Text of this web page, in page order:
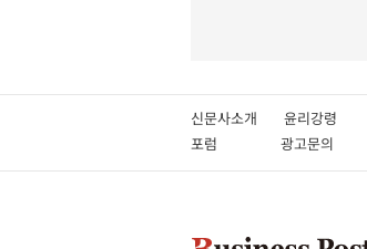
신문사소개 윤리강령
포럼
광고문의